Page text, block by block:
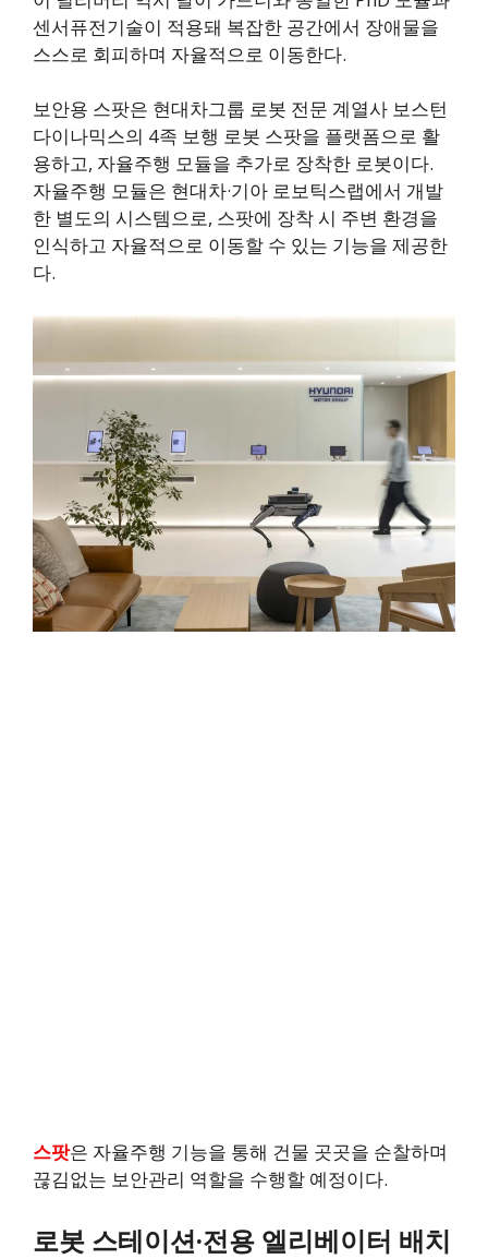
센서퓨전기술이 적용돼 복잡한 공간에서 장애물을
스스로 회피하며 자율적으로 이동한다.
보안용 스팟은 현대차그룹 로봇 전문 계열사 보스턴
다이나믹스의 4족 보행 로봇 스팟을 플랫폼으로 활
용하고, 자율주행 모듈을 추가로 장착한 로봇이다.
자율주행 모듈은 현대차·기아 로보틱스랩에서 개발
한 별도의 시스템으로, 스팟에 장착 시 주변 환경을
인식하고 자율적으로 이동할 수 있는 기능을 제공한
다.
스팟은 자율주행 기능을 통해 건물 곳곳을 순찰하며
끊김없는 보안관리 역할을 수행할 예정이다.
로봇 스테이션·전용 엘리베이터 배치